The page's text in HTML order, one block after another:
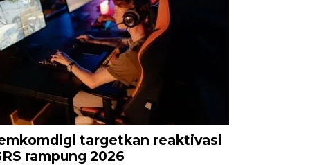
targetkan reaktivasi
rampung 2026